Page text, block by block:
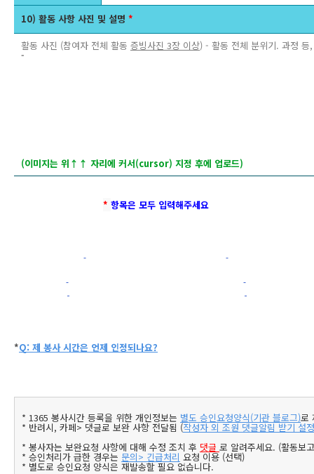
10) 활동 사항 사진 및 설명 *
활동 사진 (참여자 전체 활동 증빙사진 3장 이상) - 활동 전체 분위기. 과정
-
(이미지는 위↑↑ 자리에 커서(cursor) 지정 후에 업로드)
* 항목은 모두 입력해주세요
*Q: 제 봉사 시간은 언제 인정되나요?
* 1365 봉사시간 등록을 위한 개인정보는 별도 승인요청양식(기관 블로그)로
* 반려시, 카페> 댓글로 보완 사항 전달됨 (작성자 외 조원 댓글알림 받기 설
* 봉사자는 보완요청 사항에 대해 수정 조치 후 댓글 로 알려주세요. (활동보
* 승인처리가 급한 경우는 문의> 긴급처리 요청 이용 (선택)
* 별도로 승인요청 양식은 재발송할 필요 없습니다.